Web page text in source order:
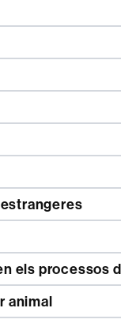
els processos
animal